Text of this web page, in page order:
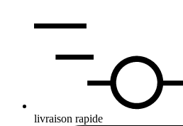
livraison rapide